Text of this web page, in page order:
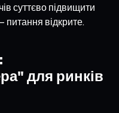
суттєво підвищити
питання відкрите.
для ринків